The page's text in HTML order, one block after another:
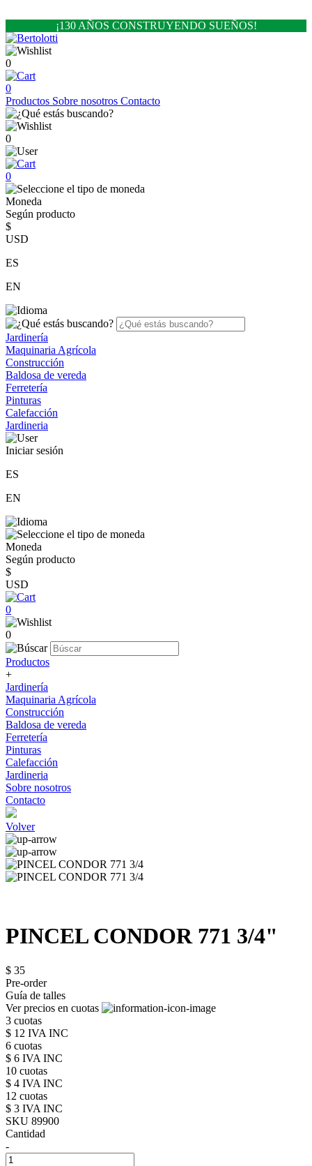
¡130 AÑOS CONSTRUYENDO SUEÑOS!
0
0
Productos Sobre nosotros Contacto
0
0
Moneda
Según producto
$
USD
ES
EN
Jardinería
Maquinaria Agrícola
Construcción
Baldosa de vereda
Ferretería
Pinturas
Calefacción
Jardineria
Iniciar sesión
ES
EN
Moneda
Según producto
$
USD
0
0
Productos
+
Jardinería
Maquinaria Agrícola
Construcción
Baldosa de vereda
Ferretería
Pinturas
Calefacción
Jardineria
Sobre nosotros
Contacto
Volver
PINCEL CONDOR 771 3/4"
$ 35
Pre-order
Guía de talles
Ver precios en cuotas
3 cuotas
$ 12 IVA INC
6 cuotas
$ 6 IVA INC
10 cuotas
$ 4 IVA INC
12 cuotas
$ 3 IVA INC
SKU 89900
Cantidad
-